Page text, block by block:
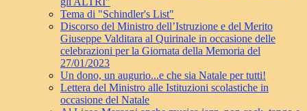
Tema di "Schindler's List"
Discorso del Ministro dell’Istruzione e del Merito
Giuseppe Valditara al Quirinale in occasione delle
celebrazioni per la Giornata della Memoria del
27/01/2023
Un dono, un augurio...e che sia Natale per tutti!
Lettera del Ministro alle Istituzioni scolastiche in
occasione del Natale